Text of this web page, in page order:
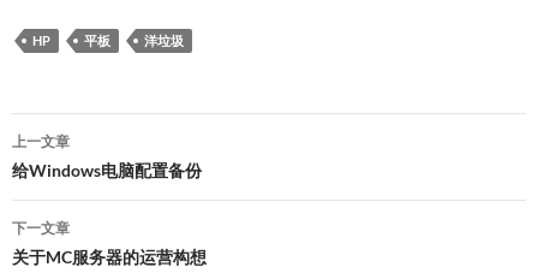
HP 平板 洋垃圾
文
章
导
航
上一文章
给Windows电脑配置备份
下一文章
关于MC服务器的运营构想